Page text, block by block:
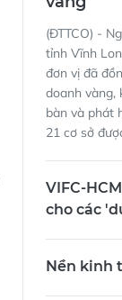
vàng
(ĐTTCO) -
tỉnh Vĩnh
đơn vị đã
doanh vàng,
bàn và phát
21 cơ sở
VIFC-
cho các
Nền kinh